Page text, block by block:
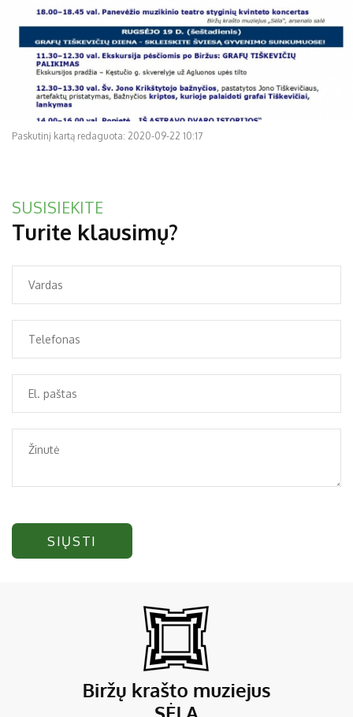
Paskutinį kartą redaguota: 2020-09-22 10:17
SUSISIEKITE
Turite klausimų?
SIŲSTI